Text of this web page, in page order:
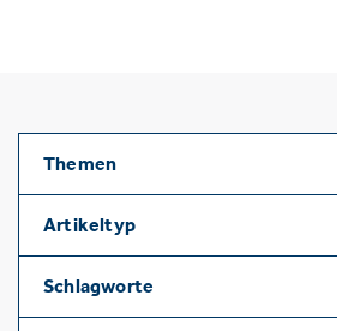
Themen
Artikeltyp
Schlagworte